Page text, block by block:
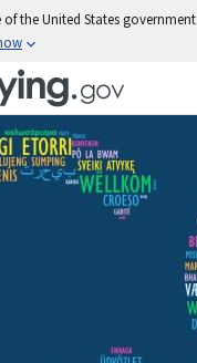
the United States government